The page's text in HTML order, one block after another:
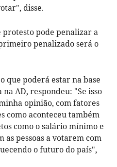
disse.
protesto pode penalizar a
penalizado será o
que poderá estar na base
AD, respondeu: "Se isso
opinião, com fatores
como aconteceu também
como o salário mínimo e
pessoas a votarem com
o futuro do país",